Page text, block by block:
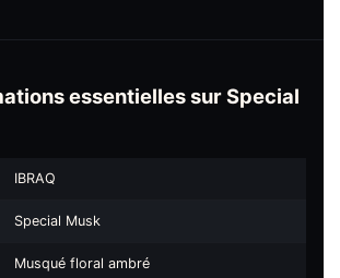
essentielles sur Special
IBRAQ
Special Musk
Musqué floral ambré